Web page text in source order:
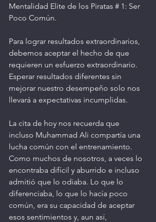
Mentalidad Elite de los Piratas # 1: Ser
Poco Común.
Para lograr resultados extraordinarios,
debemos aceptar el hecho de que
requieren un esfuerzo extraordinario.
Esperar resultados diferentes sin
mejorar nuestro desempeño solo nos
llevará a expectativas incumplidas.
La cita de hoy nos recuerda que
incluso Muhammad Ali compartía una
lucha común con el entrenamiento.
Como muchos de nosotros, a veces lo
encontraba difícil y aburrido e incluso
admitió que lo odiaba. Lo que lo
diferenciaba, lo que lo hacía poco
común, era su capacidad de aceptar
esos sentimientos y, aun así,